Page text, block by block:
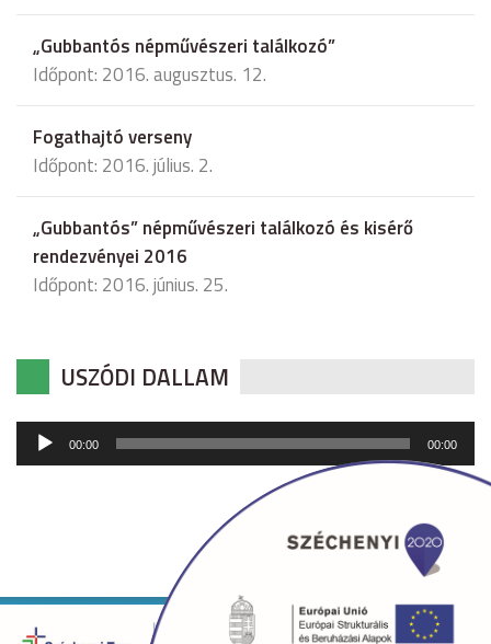
„Gubbantós népművészeri találkozó”
Időpont: 2016. augusztus. 12.
Fogathajtó verseny
Időpont: 2016. július. 2.
„Gubbantós” népművészeri találkozó és kisérő
rendezvényei 2016
Időpont: 2016. június. 25.
USZÓDI DALLAM
Audió
lejátszó
00:00 00:00
Copyright © 2026 uszod.hu Minden jog fenntartva. •